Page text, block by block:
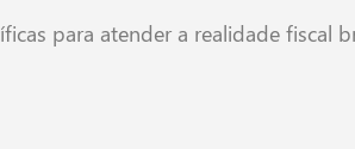
para atender a realidade fiscal